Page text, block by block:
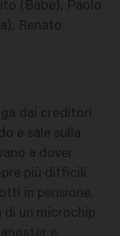
(Babe), Paolo
Renato
dai creditori
e sale sulla
a dover
più difficili
in pensione,
di un microchip